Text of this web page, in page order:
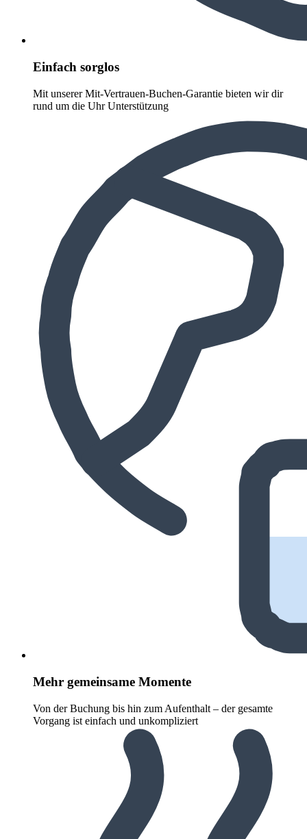
Einfach sorglos
Mit unserer Mit-Vertrauen-Buchen-Garantie bieten wir dir
rund um die Uhr Unterstützung
Mehr gemeinsame Momente
Von der Buchung bis hin zum Aufenthalt – der gesamte
Vorgang ist einfach und unkompliziert